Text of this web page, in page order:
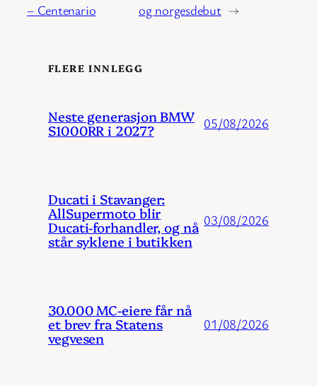
– Centenario
og norgesdebut →
FLERE INNLEGG
Neste generasjon BMW
S1000RR i 2027? 05/08/2026
Ducati i Stavanger:
AllSupermoto blir
Ducati-forhandler, og nå
står syklene i butikken
03/08/2026
30.000 MC-eiere får nå
et brev fra Statens
vegvesen
01/08/2026